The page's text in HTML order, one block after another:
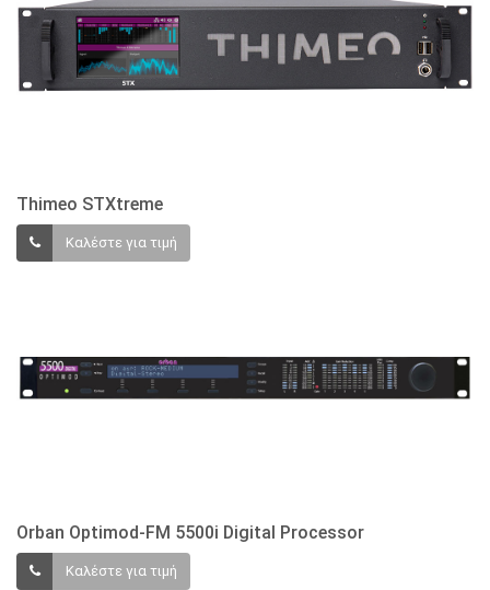
Thimeo STXtreme
Καλέστε για τιμή
Orban Optimod-FM 5500i Digital Processor
Καλέστε για τιμή